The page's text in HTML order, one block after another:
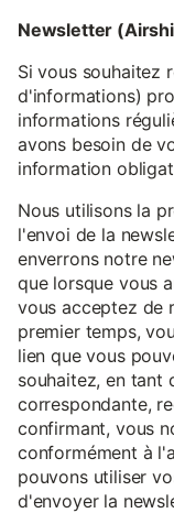
Newsletter
Si vous souhaitez
d'informations)
informations
avons besoin de
information
Nous utilisons la
l'envoi de la
enverrons notre
que lorsque vous
vous acceptez de
premier temps,
lien que vous
souhaitez, en tant
correspondante,
confirmant, vous
conformément à
pouvons utiliser
d'envoyer la